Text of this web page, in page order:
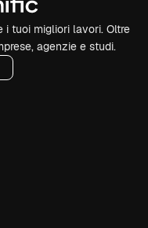
i tuoi migliori lavori. Oltre
agenzie e studi.